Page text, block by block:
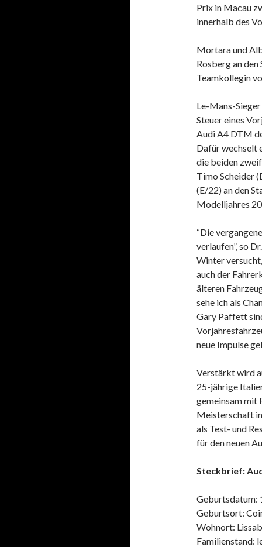
Prix in Macau
innerhalb des
Mortara und
Rosberg an
Teamkollegin
Le-Mans-
Steuer eines
Audi A4 DTM
Dafür wechselt
die beiden
Timo Scheider
(E/22) an den
Modelljahres
“Die
verlaufen”, so
Winter
auch der
älteren
sehe ich als
Gary Paffett
neue Impulse
Verstärkt wird
25-jährige
gemeinsam mit
Meisterschaft
als Test- und
für den neuen
Steckbrief:
Geburtsdatum:
Geburtsort:
Wohnort:
Familienstand: